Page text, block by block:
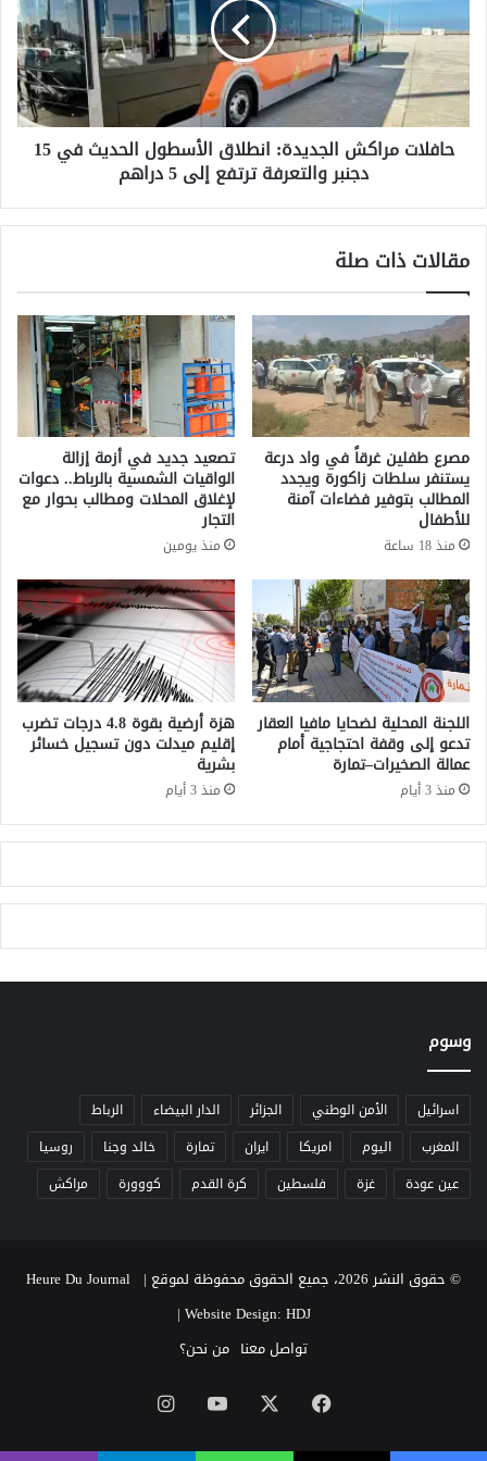
ح
و
ل
ا
ن
ر
ل
ا
ي
ت
ي
ن
و
م
ص
ي
ر
ا
ل
ض
ح
ا
ي
ا
ا
ت
م
ر
ا
ل
د
ي
ة
:
ا
ن
ط
ل
ا
ق
ا
ل
أ
س
ط
و
ل
ا
ل
ح
د
ي
ث
ي
د
ن
ا
ا
حافلات مراكش الجديدة: انطلاق الأسطول الحديث في 15
دجنبر والتعرفة ترتفع إلى 5 دراهم
مقالات ذات صلة
مصرع طفلين غرقاً في واد درعة
يستنفر سلطات زاكورة ويجدد
المطالب بتوفير فضاءات آمنة
للأطفال
منذ 18 ساعة
تصعيد جديد في أزمة إزالة
الواقيات الشمسية بالرباط.. دعوات
لإغلاق المحلات ومطالب بحوار مع
التجار
منذ يومين
اللجنة المحلية لضحايا مافيا العقار
تدعو إلى وقفة احتجاجية أمام
عمالة الصخيرات–تمارة
منذ 3 أيام
هزة أرضية بقوة 4.8 درجات تضرب
إقليم ميدلت دون تسجيل خسائر
بشرية
منذ 3 أيام
وسوم
اسرائيل الأمن الوطني الجزائر الدار البيضاء
الرباط
المغرب
اليوم امريكا ايران تمارة خالد وجنا
روسيا
عين عودة
غزة فلسطين كرة القدم كووورة مراكش
© حقوق النشر 2026، جميع الحقوق محفوظة لموقع Heure Du Journal |
Website Design: HDJ
|
تواصل معنا من نحن؟
فيسبوك ‫YouTube